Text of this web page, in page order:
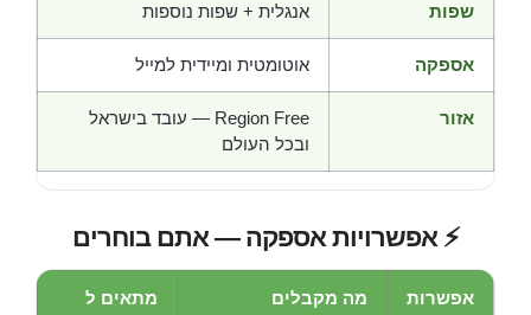
שפות אנגלית + שפות נוספות
אספקה אוטומטית ומיידית למייל
אזור
Region Free — עובד בישראל
ובכל העולם
⚡ אפשרויות אספקה — אתם בוחרים
אפשרות מה מקבלים מתאים ל